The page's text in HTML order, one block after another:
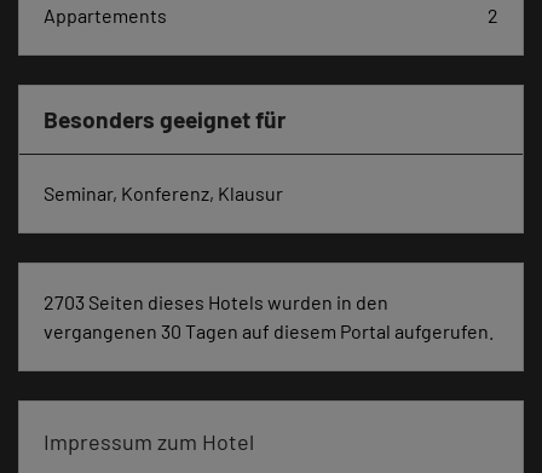
Appartements
2
Besonders geeignet für
Seminar, Konferenz, Klausur
2703 Seiten dieses Hotels wurden in den
vergangenen 30 Tagen auf diesem Portal aufgerufen.
Impressum zum Hotel